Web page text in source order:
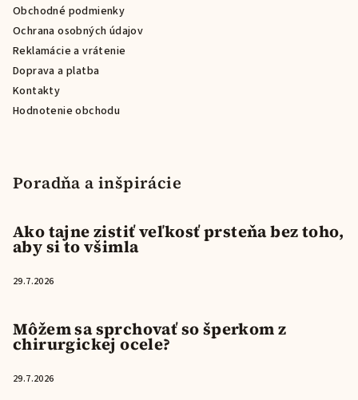
Obchodné podmienky
Ochrana osobných údajov
Reklamácie a vrátenie
Doprava a platba
Kontakty
Hodnotenie obchodu
Poradňa a inšpirácie
Ako tajne zistiť veľkosť prsteňa bez toho,
aby si to všimla
29.7.2026
Môžem sa sprchovať so šperkom z
chirurgickej ocele?
29.7.2026